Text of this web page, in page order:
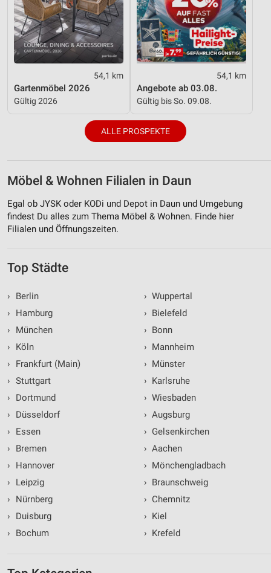
54,1 km
Gartenmöbel 2026
Gültig 2026
54,1 km
Angebote ab 03.08.
Gültig bis So. 09.08.
ALLE PROSPEKTE
Möbel & Wohnen Filialen in Daun
Egal ob JYSK oder KODi und Depot in Daun und Umgebung
findest Du alles zum Thema Möbel & Wohnen. Finde hier
Filialen und Öffnungszeiten.
Top Städte
›
Berlin
›
Hamburg
›
München
›
Köln
›
Frankfurt (Main)
› Stuttgart
›
Dortmund
›
Düsseldorf
›
Essen
›
Bremen
›
Hannover
›
Leipzig
›
Nürnberg
›
Duisburg
›
Bochum
› Wuppertal
› Bielefeld
› Bonn
› Mannheim
› Münster
› Karlsruhe
› Wiesbaden
› Augsburg
› Gelsenkirchen
› Aachen
› Mönchengladbach
› Braunschweig
› Chemnitz
› Kiel
› Krefeld